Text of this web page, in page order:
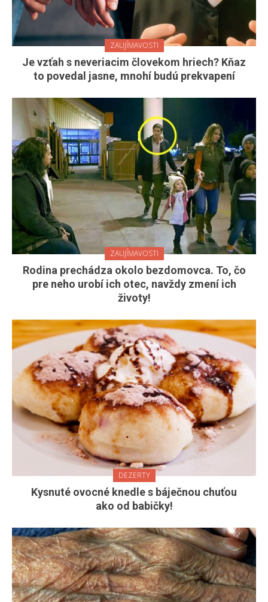
ZAUJÍMAVOSTI
Je vzťah s neveriacim človekom hriech? Kňaz
to povedal jasne, mnohí budú prekvapení
ZAUJÍMAVOSTI
Rodina prechádza okolo bezdomovca. To, čo
pre neho urobí ich otec, navždy zmení ich
životy!
DEZERTY
Kysnuté ovocné knedle s báječnou chuťou
ako od babičky!